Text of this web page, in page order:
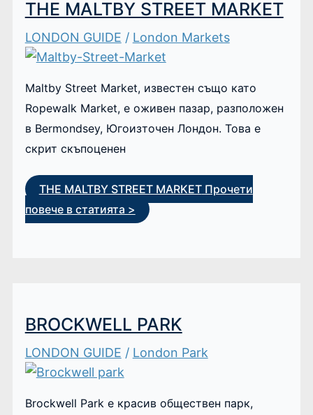
THE MALTBY STREET MARKET
LONDON GUIDE / London Markets
Maltby Street Market, известен също като
Ropewalk Market, е оживен пазар, разположен
в Bermondsey, Югоизточен Лондон. Това е
скрит скъпоценен
THE MALTBY STREET MARKETПрочети
повече в статията >
BROCKWELL PARK
LONDON GUIDE / London Park
Brockwell Park е красив обществен парк,